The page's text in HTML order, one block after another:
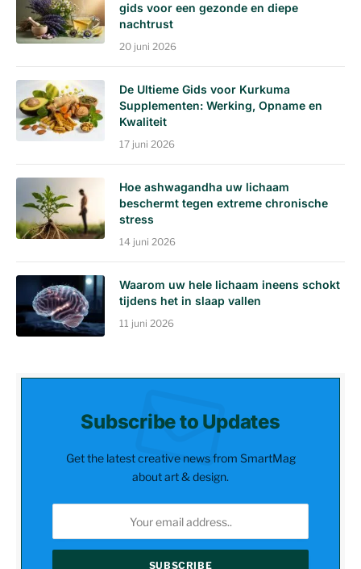
gids voor een gezonde en diepe
nachtrust
20 juni 2026
De Ultieme Gids voor Kurkuma
Supplementen: Werking, Opname en
Kwaliteit
17 juni 2026
Hoe ashwagandha uw lichaam
beschermt tegen extreme chronische
stress
14 juni 2026
Waarom uw hele lichaam ineens schokt
tijdens het in slaap vallen
11 juni 2026
Subscribe to Updates
Get the latest creative news from SmartMag
about art & design.